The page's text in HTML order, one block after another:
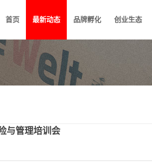
首页 最新动态 品牌孵化 创业生态
与管理培训会